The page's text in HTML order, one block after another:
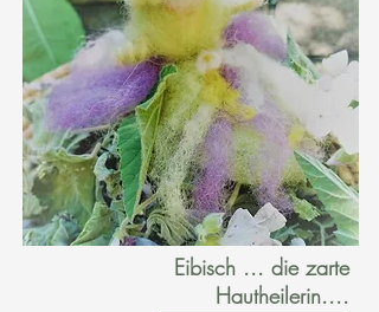
Eibisch ... die zarte
Hautheilerin....